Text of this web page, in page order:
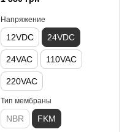
Напряжение
12VDC 24VDC
24VAC 110VAC
220VAC
Тип мембраны
NBR FKM